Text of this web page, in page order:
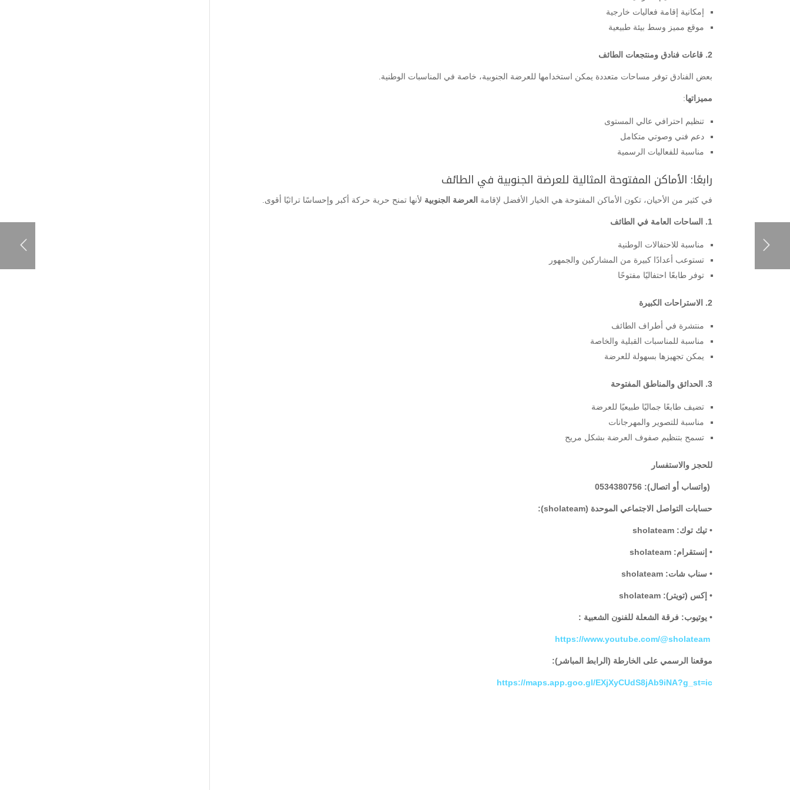
إمكانية إقامة فعاليات خارجية
موقع مميز وسط بيئة طبيعية
2. قاعات فنادق ومنتجعات الطائف
بعض الفنادق توفر مساحات متعددة يمكن استخدامها للعرضة الجنوبية، خاصة في المناسبات الوطنية.
مميزاتها:
تنظيم احترافي عالي المستوى
دعم فني وصوتي متكامل
مناسبة للفعاليات الرسمية
رابعًا: الأماكن المفتوحة المثالية للعرضة الجنوبية في الطائف
في كثير من الأحيان، تكون الأماكن المفتوحة هي الخيار الأفضل لإقامة العرضة الجنوبية لأنها تمنح حرية حركة أكبر وإحساسًا تراثيًا أقوى.
1. الساحات العامة في الطائف
مناسبة للاحتفالات الوطنية
تستوعب أعدادًا كبيرة من المشاركين والجمهور
توفر طابعًا احتفاليًا مفتوحًا
2. الاستراحات الكبيرة
منتشرة في أطراف الطائف
مناسبة للمناسبات القبلية والخاصة
يمكن تجهيزها بسهولة للعرضة
3. الحدائق والمناطق المفتوحة
تضيف طابعًا جماليًا طبيعيًا للعرضة
مناسبة للتصوير والمهرجانات
تسمح بتنظيم صفوف العرضة بشكل مريح
للحجز والاستفسار
(واتساب أو اتصال): 0534380756
حسابات التواصل الاجتماعي الموحدة (sholateam):
• تيك توك: sholateam
• إنستقرام: sholateam
• سناب شات: sholateam
• إكس (تويتر): sholateam
• يوتيوب: فرقة الشعلة للفنون الشعبية :
https://www.youtube.com/@sholateam
موقعنا الرسمي على الخارطة (الرابط المباشر):
https://maps.app.goo.gl/EXjXyCUdS8jAb9iNA?g_st=ic